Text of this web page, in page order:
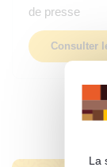
La
de presse
Consulter